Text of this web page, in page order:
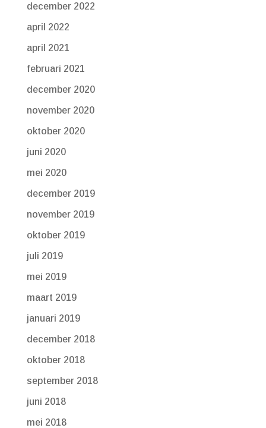
december 2022
april 2022
april 2021
februari 2021
december 2020
november 2020
oktober 2020
juni 2020
mei 2020
december 2019
november 2019
oktober 2019
juli 2019
mei 2019
maart 2019
januari 2019
december 2018
oktober 2018
september 2018
juni 2018
mei 2018